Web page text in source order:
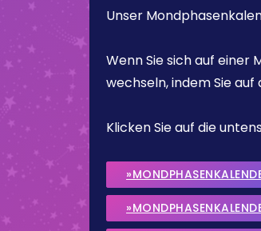
Unser
Wenn Sie sich auf
wechseln, indem Sie
Klicken Sie auf die